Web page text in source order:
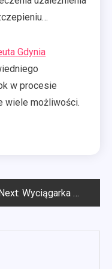
Gdynia
w procesie
wiele możliwości.
Wyciągarka elektryczna do przyczepy